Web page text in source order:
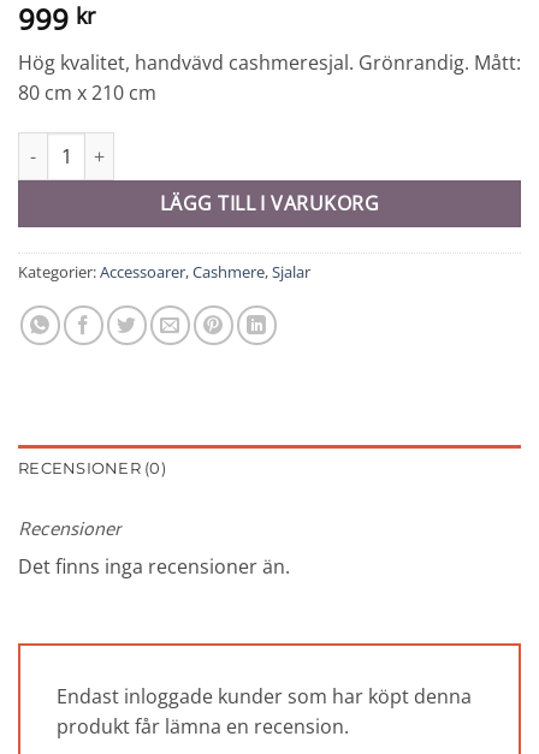
999 kr
Hög kvalitet, handvävd cashmeresjal. Grönrandig. Mått:
80 cm x 210 cm
Sjal cashmere - 10372 mängd
LÄGG TILL I VARUKORG
Kategorier:Accessoarer,Cashmere,Sjalar
RECENSIONER (0)
Recensioner
Det finns inga recensioner än.
Endast inloggade kunder som har köpt denna
produkt får lämna en recension.